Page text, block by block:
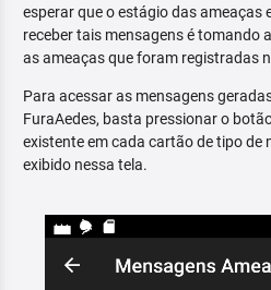
esperar que o estágio das ameaças
receber tais mensagens é tomando
as ameaças que foram registradas
Para acessar as mensagens
FuraAedes, basta pressionar o
existente em cada cartão de tipo de
exibido nessa tela.